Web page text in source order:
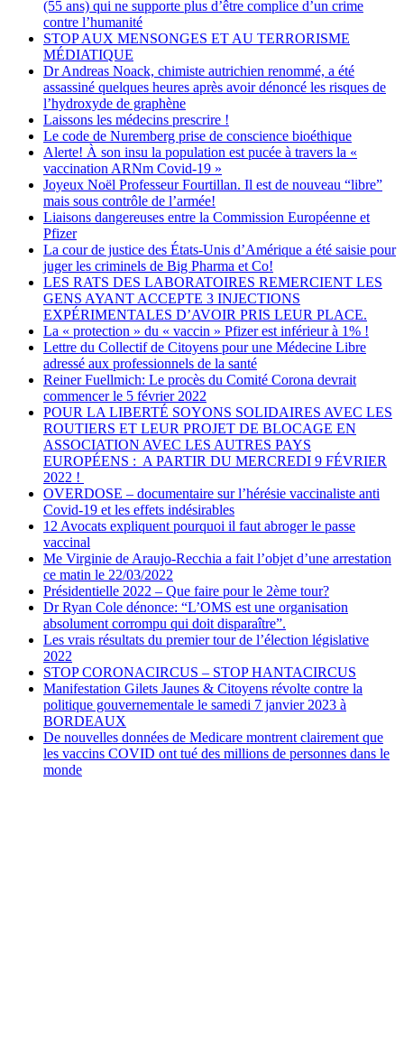
(55 ans) qui ne supporte plus d’être complice d’un crime
contre l’humanité
STOP AUX MENSONGES ET AU TERRORISME
MÉDIATIQUE
Dr Andreas Noack, chimiste autrichien renommé, a été
assassiné quelques heures après avoir dénoncé les risques de
l’hydroxyde de graphène
Laissons les médecins prescrire !
Le code de Nuremberg prise de conscience bioéthique
Alerte! À son insu la population est pucée à travers la «
vaccination ARNm Covid-19 »
Joyeux Noël Professeur Fourtillan. Il est de nouveau “libre”
mais sous contrôle de l’armée!
Liaisons dangereuses entre la Commission Européenne et
Pfizer
La cour de justice des États-Unis d’Amérique a été saisie pour
juger les criminels de Big Pharma et Co!
LES RATS DES LABORATOIRES REMERCIENT LES
GENS AYANT ACCEPTE 3 INJECTIONS
EXPÉRIMENTALES D’AVOIR PRIS LEUR PLACE.
La « protection » du « vaccin » Pfizer est inférieur à 1% !
Lettre du Collectif de Citoyens pour une Médecine Libre
adressé aux professionnels de la santé
Reiner Fuellmich: Le procès du Comité Corona devrait
commencer le 5 février 2022
POUR LA LIBERTÉ SOYONS SOLIDAIRES AVEC LES
ROUTIERS ET LEUR PROJET DE BLOCAGE EN
ASSOCIATION AVEC LES AUTRES PAYS
EUROPÉENS : A PARTIR DU MERCREDI 9 FÉVRIER
2022 !
OVERDOSE – documentaire sur l’hérésie vaccinaliste anti
Covid-19 et les effets indésirables
12 Avocats expliquent pourquoi il faut abroger le passe
vaccinal
Me Virginie de Araujo-Recchia a fait l’objet d’une arrestation
ce matin le 22/03/2022
Présidentielle 2022 – Que faire pour le 2ème tour?
Dr Ryan Cole dénonce: “L’OMS est une organisation
absolument corrompu qui doit disparaître”.
Les vrais résultats du premier tour de l’élection législative
2022
STOP CORONACIRCUS – STOP HANTACIRCUS
Manifestation Gilets Jaunes & Citoyens révolte contre la
politique gouvernementale le samedi 7 janvier 2023 à
BORDEAUX
De nouvelles données de Medicare montrent clairement que
les vaccins COVID ont tué des millions de personnes dans le
monde